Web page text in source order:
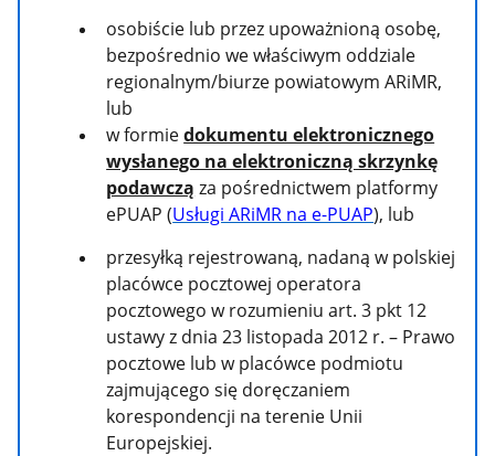
osobiście lub przez upoważnioną osobę,
bezpośrednio we właściwym oddziale
regionalnym/biurze powiatowym ARiMR,
lub
w formiedokumentu elektronicznego
wysłanego na elektroniczną skrzynkę
podawczą za pośrednictwem platformy
ePUAP (Usługi ARiMR na e-PUAP), lub
przesyłką rejestrowaną, nadaną w polskiej
placówce pocztowej operatora
pocztowego w rozumieniu art. 3 pkt 12
ustawy z dnia 23 listopada 2012 r. – Prawo
pocztowe lub w placówce podmiotu
zajmującego się doręczaniem
korespondencji na terenie Unii
Europejskiej.